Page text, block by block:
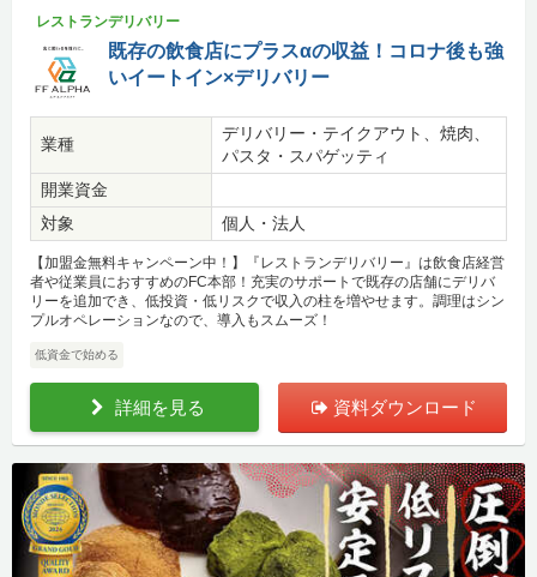
レストランデリバリー
既存の飲食店にプラスαの収益！コロナ後も強
いイートイン×デリバリー
業種
デリバリー・テイクアウト、焼肉、
パスタ・スパゲッティ
開業資金
対象
個人・法人
【加盟金無料キャンペーン中！】『レストランデリバリー』は飲食店経営
者や従業員におすすめのFC本部！充実のサポートで既存の店舗にデリバ
リーを追加でき、低投資・低リスクで収入の柱を増やせます。調理はシン
プルオペレーションなので、導入もスムーズ！
低資金で始める
詳細を見る 資料ダウンロード